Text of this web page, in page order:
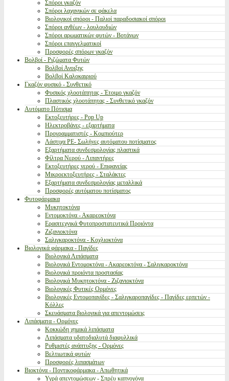
Σπόροι γκαζόν
Σπόροι λαχανικών σε φάκελα
Βιολογικοί σπόροι - Παλιοί παραδοσιακοί σπόροι
Σπόροι ανθέων - λουλουδιών
Σπόροι αρωματικών φυτών - Βοτάνων
Σπόροι επαγγελματικοί
Προσφορές σπόρων γκαζόν
Βολβοί - Ριζώματα Φυτών
Βολβοί Ανοιξης
Βολβοί Καλοκαιριού
Γκαζόν φυσικό - Συνθετικό
Φυσικός χλοοτάπητας - Έτοιμο γκαζόν
Πλαστικός χλοοτάπητας - Συνθετικό γκαζόν
Αυτόματο Πότισμα
Εκτοξευτήρες - Pop Up
Ηλεκτροβάνες - εξαρτήματα
Προγραμματιστές - Κομπιούτερ
Λάστιχα PE- Σωλήνες αυτόματου ποτίσματος
Εξαρτήματα συνδεσμολογίας πλαστικά
Φίλτρα Νερού - Λιπαντήρες
Εκτοξευτήρες νερού - Επιφανείας
Μικροεκτοξευτήρες - Σταλάκτες
Εξαρτήματα συνδεσμολογίας μεταλλικά
Προσφορές αυτόματου ποτίσματος
Φυτοφάρμακα
Μυκητοκτόνα
Εντομοκτόνα - Ακαρεοκτόνα
Ερασιτεχνικά Φυτοπροστατευτικά Προιόντα
Ζιζανιοκτόνα
Σαλιγκαροκτόνα - Κοχλιοκτόνα
Βιολογικά φάρμακα - Παγίδες
Βιολογικά Λιπάσματα
Βιολογικά Εντομοκτόνα - Ακαρεοκτόνα - Σαλιγκαροκτόνα
Βιολογικά προιόντα προστασίας
Βιολογικά Μυκητοκτόνα - Ζιζανιοκτόνα
Βιολογικές Φυτικές Ορμόνες
Βιολογικές Εντομοπαγίδες - Σαλιγκαροπαγίδες - Παγίδες ερπετών -
Κόλλες
Σκευάσματα βιολογικά για απεντομώσεις
Λιπάσματα - Ορμόνες
Κοκκώδη χημικά λιπάσματα
Λιπάσματα υδατοδιαλυτά διαφυλλικά
Ρυθμιστές ανάπτυξης - Ορμόνες
Βελτιωτικά φυτών
Προσφορές λιπασμάτων
Βιοκτόνα - Ποντικοφάρμακα - Απωθητικά
Υγρά απεντομώσεων - Σπρέυ καπνογόνα